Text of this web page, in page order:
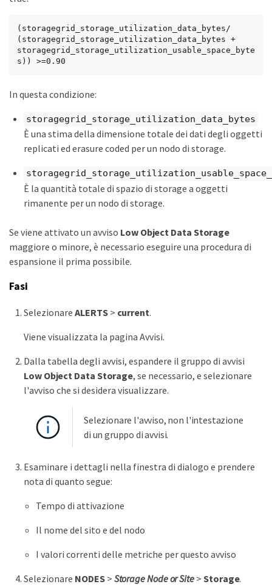
(storagegrid_storage_utilization_data_bytes/
(storagegrid_storage_utilization_data_bytes +
storagegrid_storage_utilization_usable_space_byte
s)) >=0.90
In questa condizione:
storagegrid_storage_utilization_data_bytes
È una stima della dimensione totale dei dati degli oggetti
replicati ed erasure coded per un nodo di storage.
È la quantità totale di spazio di storage a oggetti
rimanente per un nodo di storage.
Se viene attivato un avviso Low Object Data Storage
maggiore o minore, è necessario eseguire una procedura di
espansione il prima possibile.
Fasi
Selezionare ALERTS> current.
Viene visualizzata la pagina Avvisi.
Dalla tabella degli avvisi, espandere il gruppo di avvisi
Low Object Data Storage, se necessario, e selezionare
l'avviso che si desidera visualizzare.
Selezionare l'avviso, non l'intestazione
di un gruppo di avvisi.
Esaminare i dettagli nella finestra di dialogo e prendere
nota di quanto segue:
Tempo di attivazione
Il nome del sito e del nodo
I valori correnti delle metriche per questo avviso
Selezionare NODES> Storage Node or Site >Storage.